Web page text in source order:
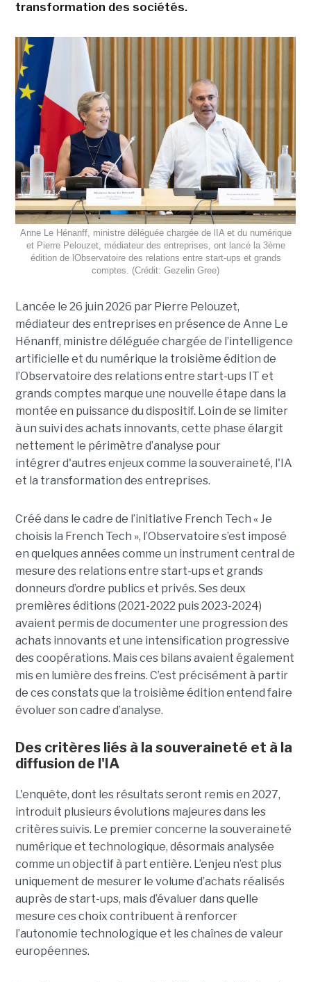
transformation des sociétés.
Anne Le Hénanff, ministre déléguée chargée de lIA et du numérique
et Pierre Pelouzet, médiateur des entreprises, ont lancé la 3ème
édition de lObservatoire des relations entre start-ups et grands
comptes. (Crédit: Gezelin Gree)
Lancée le 26 juin 2026 par Pierre Pelouzet,
médiateur des entreprises en présence de Anne Le
Hénanff, ministre déléguée chargée de l’intelligence
artificielle et du numérique la troisième édition de
l’Observatoire des relations entre start-ups IT et
grands comptes marque une nouvelle étape dans la
montée en puissance du dispositif. Loin de se limiter
à un suivi des achats innovants, cette phase élargit
nettement le périmètre d’analyse pour
intégrer d'autres enjeux comme la souveraineté, l'IA
et la transformation des entreprises.
Créé dans le cadre de l’initiative French Tech « Je
choisis la French Tech », l’Observatoire s’est imposé
en quelques années comme un instrument central de
mesure des relations entre start-ups et grands
donneurs d’ordre publics et privés. Ses deux
premières éditions (2021-2022 puis 2023-2024)
avaient permis de documenter une progression des
achats innovants et une intensification progressive
des coopérations. Mais ces bilans avaient également
mis en lumière des freins. C’est précisément à partir
de ces constats que la troisième édition entend faire
évoluer son cadre d’analyse.
Des critères liés à la souveraineté et à la
diffusion de l'IA
L'enquête, dont les résultats seront remis en 2027,
introduit plusieurs évolutions majeures dans les
critères suivis. Le premier concerne la souveraineté
numérique et technologique, désormais analysée
comme un objectif à part entière. L’enjeu n’est plus
uniquement de mesurer le volume d’achats réalisés
auprès de start-ups, mais d’évaluer dans quelle
mesure ces choix contribuent à renforcer
l’autonomie technologique et les chaînes de valeur
européennes.